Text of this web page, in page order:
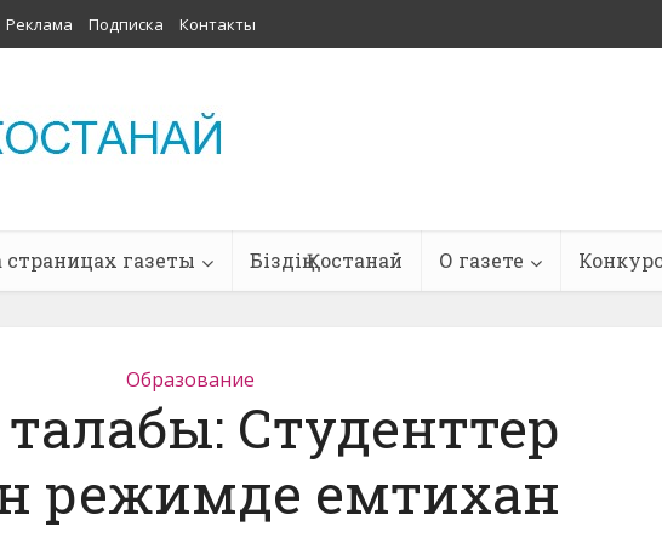
Реклама Подписка Контакты
страницах газеты Біздің Қостанай О газете
Образование
Студенттер
режимде емтихан